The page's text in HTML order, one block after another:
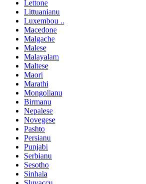
Lettone
Littuanianu
Luxembou ..
Macedone
Malgache
Malese
Malayalam
Maltese
Maori
Marathi
Mongolianu
Birmanu
Nepalese
Novegese
Pashto
Persianu
Punjabi
Serbianu
Sesotho
Sinhala